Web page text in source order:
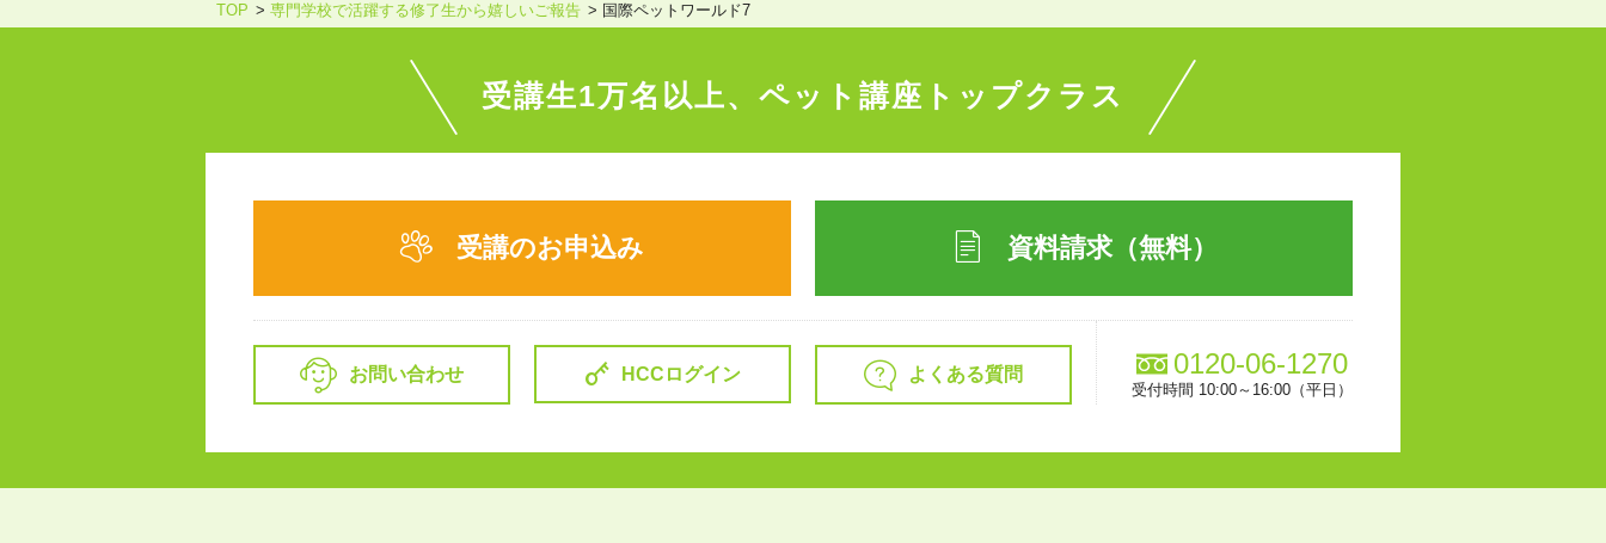
TOP 専門学校で活躍する修了生から嬉しいご報告 国際ペットワールド7
受講生1万名以上、 ペット講座トップクラス
受講のお申込み 資料請求（無料）
お問い合わせ HCCログイン よくある質問 0120-06-1270
受付時間 10:00～16:00（平日）